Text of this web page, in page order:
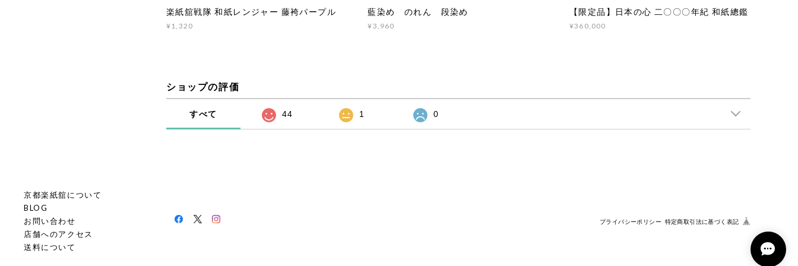
京都楽紙舘について
BLOG
お問い合わせ
店舗へのアクセス
送料について
楽紙舘戦隊 和紙レンジャー 藤袴パープル
¥1,320
藍染め のれん 段染め
¥3,960
【限定品】日本の心 二〇〇〇年紀 和紙總鑑
¥360,000
ショップの評価
すべて 44 1 0
プライバシーポリシー 特定商取引法に基づく表記